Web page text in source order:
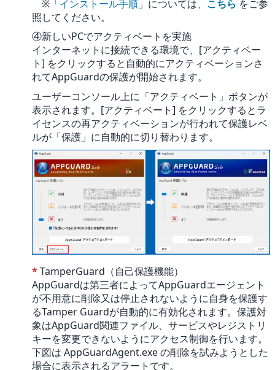
※「インストール手順 」については、 こちら をご参
照してください。
④新しいPCでアクティベートを実施
インターネットに接続できる環境で、[アクティベー
ト] をクリックすると自動的にアクティベーションさ
れてAppGuardの保護が開始されます。
ユーザーコンソール上に「アクティベート」ボタンが
表示されます。[アクティベート] をクリックするとラ
イセンスの再アクティベーションが行われて保護レベ
ルが「保護」に自動的に切り替わります。
*TamperGuard（自己保護機能）
AppGuardは第三者によってAppGuardエージェント
が不用意に削除又は停止されないように自身を保護す
るTamper Guardが自動的に有効化されます。保護対
象はAppGuard関連ファイル、サービスやレジストリ
キーを変更できないようにアクセス制御を行います。
下図は AppGuardAgent.exe の削除を試みようとした
場合に表示されるアラートです。